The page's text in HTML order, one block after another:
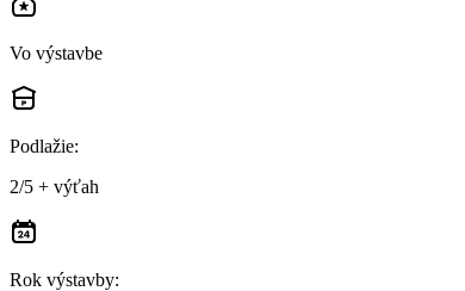
Vo výstavbe
Podlažie:
2/5 + výťah
Rok výstavby: